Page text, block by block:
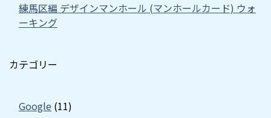
練馬区編 デザインマンホール (マンホールカード) ウォ
ーキング
カテゴリー
Google (11)